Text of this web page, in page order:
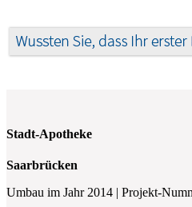
Stadt-Apotheke
Saarbrücken
Umbau im Jahr 2014 | Projekt-